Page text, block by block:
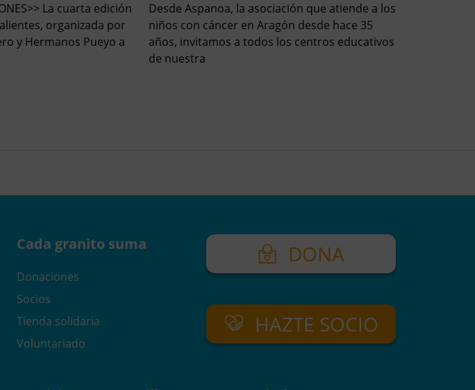
La cuarta edición
organizada por
y Hermanos Pueyo a
Desde Aspanoa, la asociación que atiende a los
niños con cáncer en Aragón desde hace 35
años, invitamos a todos los centros educativos
de nuestra
Cada granito suma
Donaciones
Socios
Tienda solidaria
Voluntariado
DONA
HAZTE SOCIO